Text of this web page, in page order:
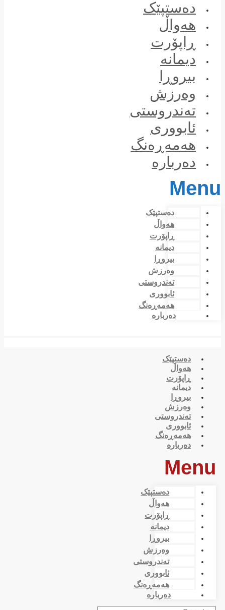
دەستپێک
هەواڵ
ڕاپۆرت
دیمانە
بیروڕا
وەرزش
تەندروستی
ئابووری
هەمەڕەنگ
دەربارە
Menu
دەستپێک
هەواڵ
ڕاپۆرت
دیمانە
بیروڕا
وەرزش
تەندروستی
ئابووری
هەمەڕەنگ
دەربارە
دەستپێک
هەواڵ
ڕاپۆرت
دیمانە
بیروڕا
وەرزش
تەندروستی
ئابووری
هەمەڕەنگ
دەربارە
Menu
دەستپێک
هەواڵ
ڕاپۆرت
دیمانە
بیروڕا
وەرزش
تەندروستی
ئابووری
هەمەڕەنگ
دەربارە